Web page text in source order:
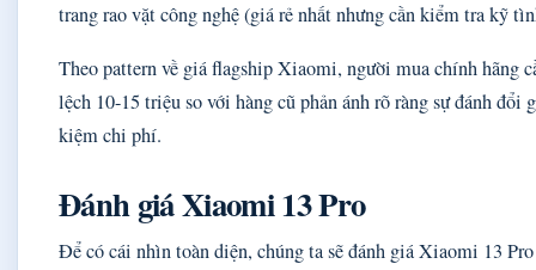
trang rao vặt công nghệ (giá rẻ nhất nhưng cần kiểm tra kỹ
Theo pattern về giá flagship Xiaomi, người mua chính hãng
lệch 10-15 triệu so với hàng cũ phản ánh rõ ràng sự đánh đổi
kiệm chi phí.
Đánh giá Xiaomi 13 Pro
Để có cái nhìn toàn diện, chúng ta sẽ đánh giá Xiaomi 13